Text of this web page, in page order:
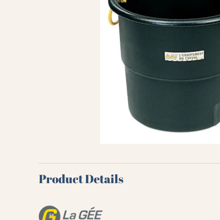
Product Details